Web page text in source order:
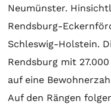
Neumünster.
Rendsburg-
Schleswig-Holstein.
Rendsburg mit
auf eine
Auf den Rängen